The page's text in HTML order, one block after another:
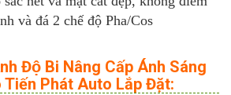
và đá 2 chế độ Pha/Cos
Độ Bi Nâng Cấp Ánh Sáng
Tiến Phát Auto Lắp Đặt: